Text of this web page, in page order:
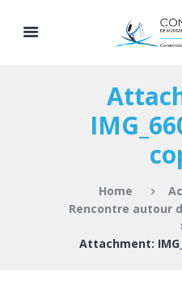
Home
Rencontre autour
Attachment: